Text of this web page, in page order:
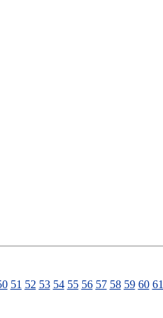
51 52 53 54 55 56 57 58 59 60 61